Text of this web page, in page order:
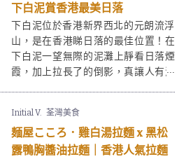
引到不少泳客外，還有不少攝影師因
毗鄰的汀九橋而至，皆因汀九橋是世
界首條三塔式斜拉索橋，為必影打卡
位。
下白泥賞香港最美日落
下白泥位於香港新界西北的元朗流浮
山，是在香港睇日落的最佳位置！在
下白泥一望無際的泥灘上靜看日落煙
霞，加上拉長了的倒影，真讓人有洗
前不妨先到天文台網站查看下白泥日
落時間。看日落後可到附近的流浮山
食海鮮，或元朗著名的(佳記甜品)B仔
Initial V. 荃灣美食
麺屋こころ．雞白湯拉麵 x 黑松
露鴨胸醬油拉麵｜香港人氣拉麵